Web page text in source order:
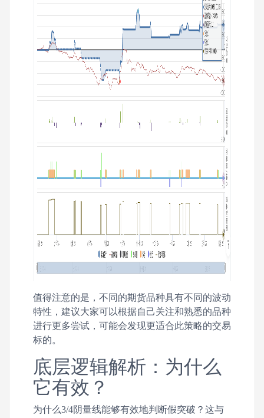
值得注意的是，不同的期货品种具有不同的波动
特性，建议大家可以根据自己关注和熟悉的品种
进行更多尝试，可能会发现更适合此策略的交易
标的。
底层逻辑解析：为什么
它有效？
为什么3/4阴量线能够有效地判断假突破？这与